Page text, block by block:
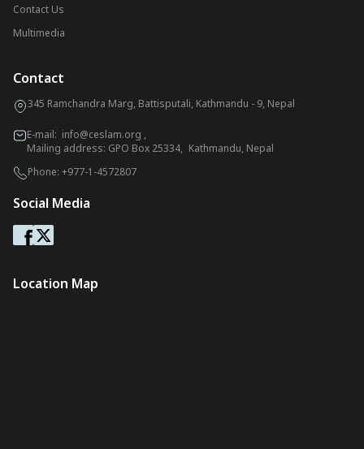
Contact Us
Multimedia
Contact
345 Ramchandra Marg, Battisputali, Kathmandu - 9, Nepal
E-mail: info@ceslam.org ,
Mailing address: GPO Box 25334, Kathmandu, Nepal
Phone: +977-1-4572807
Social Media
Location Map